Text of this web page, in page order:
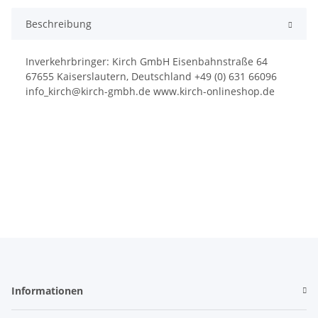
Beschreibung
Inverkehrbringer: Kirch GmbH Eisenbahnstraße 64
67655 Kaiserslautern, Deutschland +49 (0) 631 66096
info_kirch@kirch-gmbh.de www.kirch-onlineshop.de
Informationen